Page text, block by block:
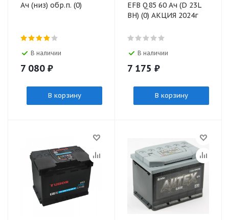
Ач (низ) обр.п. (0)
В наличии
7 080 ₽
В корзину
EFB Q85 60 Ач (D 23L
BH) (0) АКЦИЯ 2024г
В наличии
7 175 ₽
В корзину